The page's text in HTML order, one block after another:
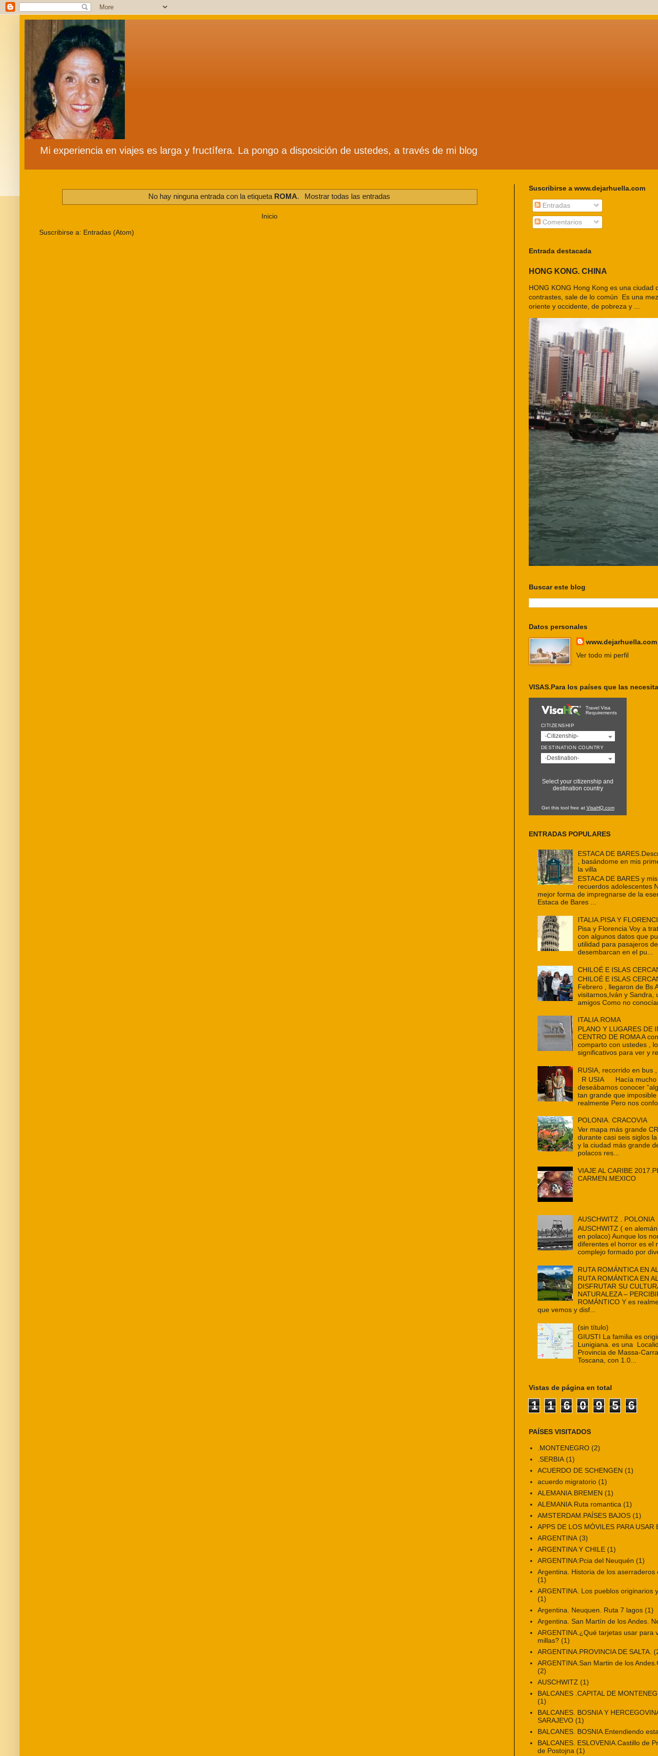
Mi experiencia en viajes es larga y fructífera. La pongo a disposición de ustedes, a través de mi blog
No hay ninguna entrada con la etiqueta ROMA. Mostrar todas las entradas
Inicio
Suscribirse a: Entradas (Atom)
Suscribirse a www.dejarhuella.com
Entradas
Comentarios
Entrada destacada
HONG KONG. CHINA
HONG KONG Hong Kong es una ciudad
contrastes, sale de lo común Es una
oriente y occidente, de pobreza y ...
Buscar este blog
Datos personales
www.dejarhuella.com
Ver todo mi perfil
VISAS.Para los países que las
Travel Visa
Requirements
CITIZENSHIP
-Citizenship-
DESTINATION COUNTRY
-Destination-
Select your citizenship and
destination country
Get this tool free at VisaHQ.com
ENTRADAS POPULARES
ESTACA DE
, basándome en mis
la villa
ESTACA DE BARES y
recuerdos adolescentes
mejor forma de impregnarse de la
Estaca de Bares ...
ITALIA.PISA Y
Pisa y Florencia Voy a
con algunos datos que
utilidad para pasajeros
desembarcan en el pu...
CHILOÉ E ISLAS
CHILOÉ E ISLAS
Febrero , llegaron de Bs
visitarnos,Iván y Sandra,
amigos Como no
ITALIA.ROMA
PLANO Y LUGARES DE
CENTRO DE ROMA A
comparto con ustedes ,
significativos para ver y
RUSIA, recorrido en bus
R USIA Hacía mucho
deseábamos conocer
tan grande que
realmente Pero nos
POLONIA. CRACOVIA
Ver mapa más grande
durante casi seis siglos
y la ciudad más grande
polacos res...
VIAJE AL CARIBE
CARMEN.MEXICO
AUSCHWITZ . POLONIA
AUSCHWITZ ( en
en polaco) Aunque los
diferentes el horror es el
complejo formado por
RUTA ROMÁNTICA EN
RUTA ROMÁNTICA EN
DISFRUTAR SU
NATURALEZA –
ROMÁNTICO Y es
que vemos y disf...
(sin título)
GIUSTI La familia es
Lunigiana. es una
Provincia de Massa-
Toscana, con 1.0...
Vistas de página en total
1 1 6 0 9 5 6
PAÍSES VISITADOS
.MONTENEGRO (2)
.SERBIA (1)
ACUERDO DE SCHENGEN (1)
acuerdo migratorio (1)
ALEMANIA.BREMEN (1)
ALEMANIA.Ruta romantica (1)
AMSTERDAM.PAÍSES BAJOS (1)
APPS DE LOS MÓVILES PARA USAR
ARGENTINA (3)
ARGENTINA Y CHILE (1)
ARGENTINA:Pcia del Neuquén (1)
Argentina. Historia de los aserraderos
(1)
ARGENTINA. Los pueblos originarios
(1)
Argentina. Neuquen. Ruta 7 lagos (1)
Argentina. San Martín de los Andes.
ARGENTINA.¿Qué tarjetas usar para
millas? (1)
ARGENTINA.PROVINCIA DE SALTA.
ARGENTINA.San Martin de los
(2)
AUSCHWITZ (1)
BALCANES .CAPITAL DE
(1)
BALCANES. BOSNIA Y
SARAJEVO (1)
BALCANES. BOSNIA.Entendiendo
BALCANES. ESLOVENIA.Castillo de
de Postojna (1)